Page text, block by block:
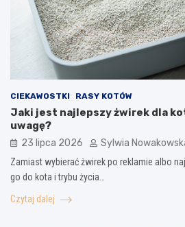
CIEKAWOSTKI RASY KOTÓW
Jaki jest najlepszy żwirek dla
uwagę?
23 lipca 2026 Sylwia
Zamiast wybierać żwirek po reklamie albo
go do kota i trybu życia…
Czytaj dalej